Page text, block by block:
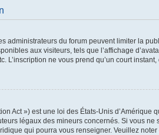
administrateurs du forum peuvent limiter la
aux visiteurs, tels que l’affichage
L’inscription ne vous prend qu’un court
Act ») est une loi des États-Unis
légaux des mineurs concernés. Si vous
qui pourra vous renseigner. Veuillez